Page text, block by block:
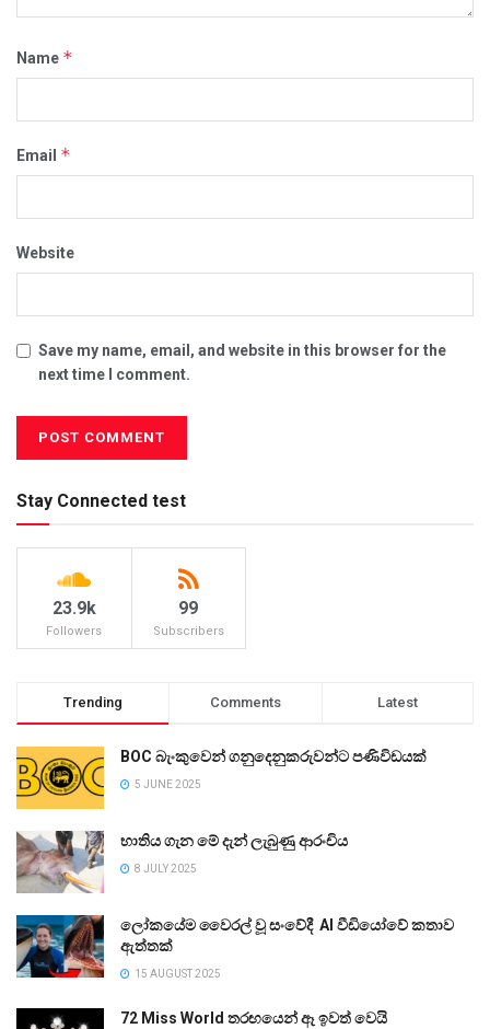
Name *
Email *
Website
Save my name, email, and website in this browser for the
next time I comment.
Stay Connected test
23.9k
Followers
99
Subscribers
Trending Comments Latest
BOC බැංකුවෙන් ගනුදෙනුකරුවන්ට පණිවිඩයක්
5 JUNE 2025
භාතිය ගැන මේ දැන් ලැබුණු ආරංචිය
8 JULY 2025
ලෝකයේම වෛරල් වූ සංවේදී AI වීඩියෝවේ කතාව
ඇත්තක්
15 AUGUST 2025
72 Miss World තරඟයෙන් ඈ ඉවත් වෙයි